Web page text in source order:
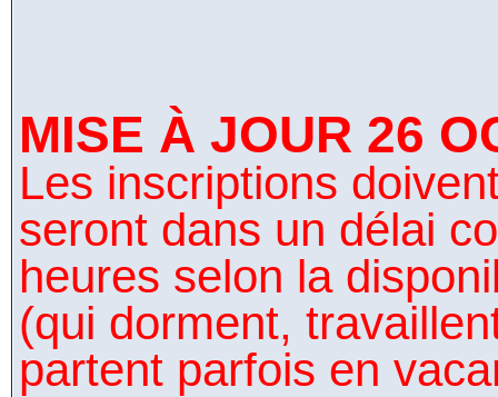
MISE À JOUR 26
Les inscriptions
seront dans un délai
heures selon la
(qui dorment,
partent parfois en